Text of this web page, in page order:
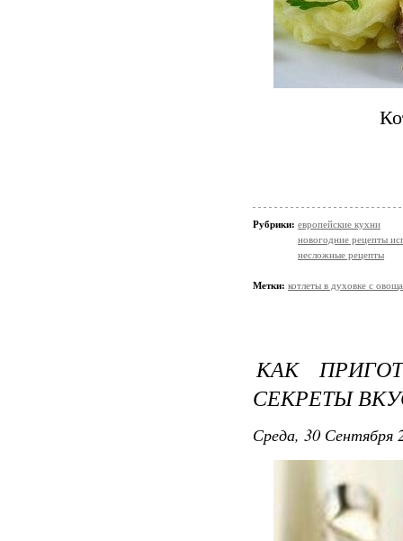
Рубрики: европейские кухни
новогодние рецепты
несложные рецепты
Метки: котлеты в духовке с
КАК
СЕКРЕТЫ
Среда, 30 Сентября